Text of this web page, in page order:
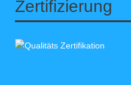
Zertifizierung